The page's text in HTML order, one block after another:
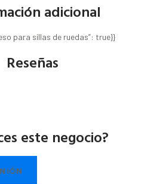
adicional
para sillas de ruedas”: true}}
Reseñas
este negocio?